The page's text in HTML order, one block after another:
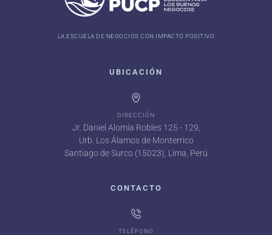
LA ESCUELA DE NEGOCIOS CON IMPACTO POSITIVO
UBICACIÓN
DIRECCIÓN
Jr. Daniel Alomía Robles 125 - 129,
Urb. Los Álamos de Monterrico
Santiago de Surco (15023), Lima, Perú
CONTACTO
TELÉFONO